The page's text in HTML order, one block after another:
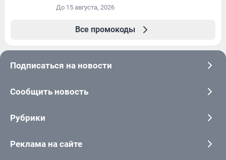
До 15 августа, 2026
Все промокоды
Подписаться на новости
Сообщить новость
Рубрики
Реклама на сайте